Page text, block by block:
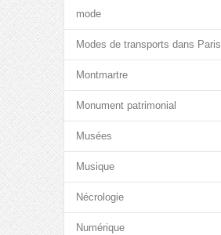
mode
Modes de transports dans Paris
Montmartre
Monument patrimonial
Musées
Musique
Nécrologie
Numérique